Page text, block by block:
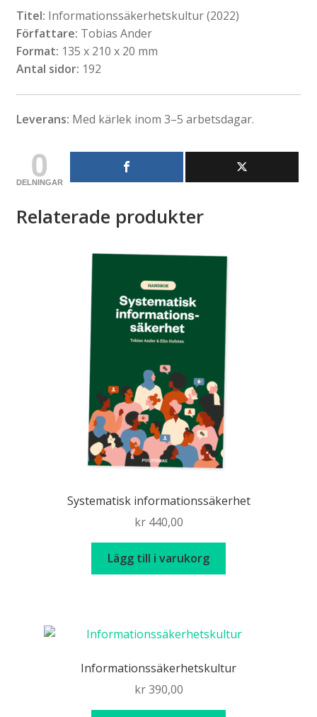
Titel: Informationssäkerhetskultur (2022)
Författare: Tobias Ander
Format: 135 x 210 x 20 mm
Antal sidor: 192
Leverans: Med kärlek inom 3–5 arbetsdagar.
0
DELNINGAR
Relaterade produkter
Systematisk informationssäkerhet
kr440,00
Lägg till i varukorg
Informationssäkerhetskultur
kr390,00